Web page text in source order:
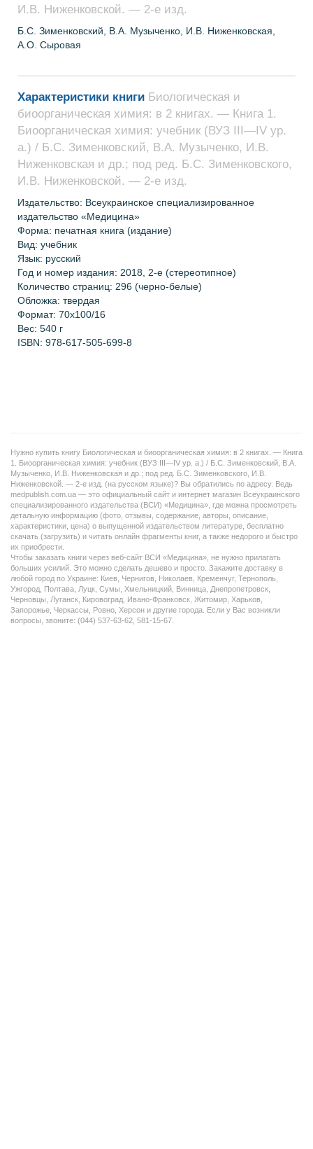
И.В. Ниженковской. — 2-е изд.
Б.С. Зименковский, В.А. Музыченко, И.В. Ниженковская,
А.О. Сыровая
Характеристики книги Биологическая и
биоорганическая химия: в 2 книгах. — Книга 1.
Биоорганическая химия: учебник (ВУЗ ІІІ—ІV ур.
а.) / Б.С. Зименковский, В.А. Музыченко, И.В.
Ниженковская и др.; под ред. Б.С. Зименковского,
И.В. Ниженковской. — 2-е изд.
Издательство: Всеукраинское специализированное
издательство «Медицина»
Форма: печатная книга (издание)
Вид: учебник
Язык: русский
Год и номер издания: 2018, 2-е (стереотипное)
Количество страниц: 296 (черно-белые)
Обложка: твердая
Формат: 70х100/16
Вес: 540 г
ISBN: 978-617-505-699-8
Нужно купить книгу Биологическая и биоорганическая химия: в 2 книгах. — Книга
1. Биоорганическая химия: учебник (ВУЗ ІІІ—ІV ур. а.) / Б.С. Зименковский, В.А.
Музыченко, И.В. Ниженковская и др.; под ред. Б.С. Зименковского, И.В.
Ниженковской. — 2-е изд. (на русском языке)? Вы обратились по адресу. Ведь
medpublish.com.ua — это официальный сайт и интернет магазин Всеукраинского
специализированного издательства (ВСИ) «Медицина», где можна просмотреть
детальную информацию (фото, отзывы, содержание, авторы, описание,
характеристики, цена) о выпущенной издательством литературе, бесплатно
скачать (загрузить) и читать онлайн фрагменты книг, а также недорого и быстро
их приобрести.
Чтобы заказать книги через веб-сайт ВСИ «Медицина», не нужно прилагать
больших усилий. Это можно сделать дешево и просто. Закажите доставку в
любой город по Украине: Киев, Чернигов, Николаев, Кременчуг, Тернополь,
Ужгород, Полтава, Луцк, Сумы, Хмельницкий, Винница, Днепропетровск,
Черновцы, Луганск, Кировоград, Ивано-Франковск, Житомир, Харьков,
Запорожье, Черкассы, Ровно, Херсон и другие города. Если у Вас возникли
вопросы, звоните: (044) 537-63-62, 581-15-67.